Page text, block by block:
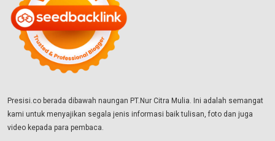
Presisi.co berada dibawah naungan PT.Nur Citra Mulia. Ini adalah semangat
kami untuk menyajikan segala jenis informasi baik tulisan, foto dan juga
video kepada para pembaca.